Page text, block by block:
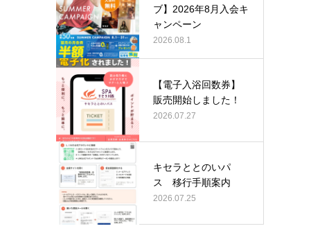
ブ】2026年8月入会キ
ャンペーン
2026.08.1
【電子入浴回数券】
販売開始しました！
2026.07.27
キセラととのいパ
ス 移行手順案内
2026.07.25